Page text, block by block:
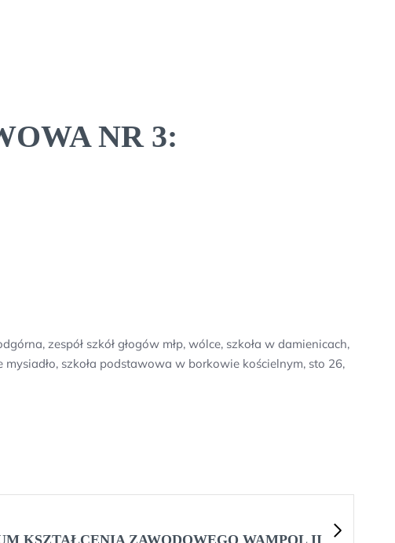
NR 3:
zespół szkół głogów młp, wólce, szkoła w damienicach,
szkoła podstawowa w borkowie kościelnym, sto 26,
KSZTAŁCENIA ZAWODOWEGO WAMPOL II